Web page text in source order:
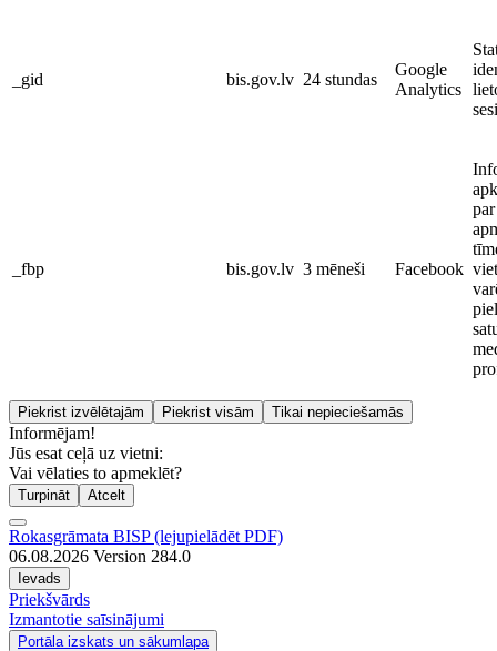
_gid bis.gov.lv 24 stundas
Google
Analytics
_fbp bis.gov.lv 3 mēneši Facebook
Piekrist izvēlētajām Piekrist visām Tikai nepieciešamās
Informējam!
Jūs esat ceļā uz vietni:
Vai vēlaties to apmeklēt?
Turpināt Atcelt
Rokasgrāmata BISP (lejupielādēt PDF)
06.08.2026 Version 284.0
Ievads
Priekšvārds
Izmantotie saīsinājumi
Portāla izskats un sākumlapa